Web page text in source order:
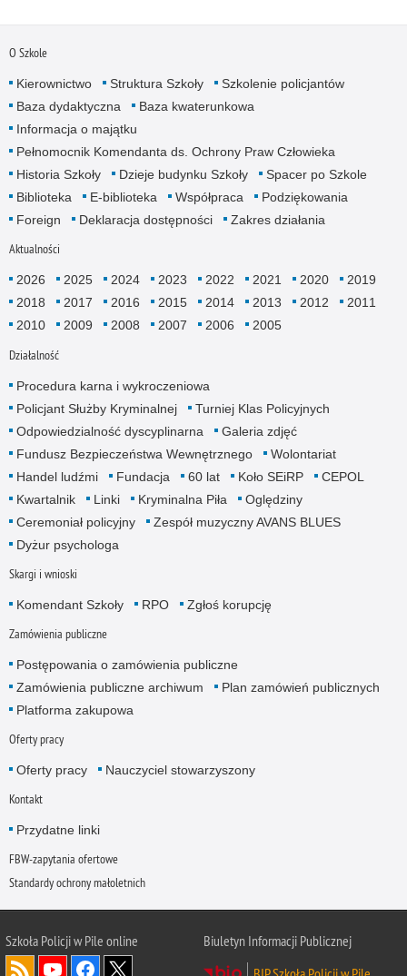
O Szkole
Kierownictwo Struktura Szkoły
Szkolenie policjantów
Baza dydaktyczna
Baza kwaterunkowa
Informacja o majątku
Pełnomocnik Komendanta ds. Ochrony Praw Człowieka
Historia Szkoły
Dzieje budynku Szkoły
Spacer po Szkole
Biblioteka
E-biblioteka Współpraca
Podziękowania
Foreign
Deklaracja dostępności Zakres działania
Aktualności
2026 2025 2024 2023 2022 2021 2020
2019
2018
2017 2016 2015 2014 2013 2012
2011
2010
2009 2008 2007 2006 2005
Działalność
Procedura karna i wykroczeniowa
Policjant Służby Kryminalnej
Turniej Klas Policyjnych
Odpowiedzialność dyscyplinarna
Galeria zdjęć
Fundusz Bezpieczeństwa Wewnętrznego
Wolontariat
Handel ludźmi
Fundacja 60 lat Koło SEiRP
CEPOL
Kwartalnik
Linki Kryminalna Piła
Oględziny
Ceremoniał policyjny
Zespół muzyczny AVANS BLUES
Dyżur psychologa
Skargi i wnioski
Komendant Szkoły RPO Zgłoś korupcję
Zamówienia publiczne
Postępowania o zamówienia publiczne
Zamówienia publiczne archiwum
Plan zamówień publicznych
Platforma zakupowa
Oferty pracy
Oferty pracy Nauczyciel stowarzyszony
Kontakt
Przydatne linki
FBW-zapytania ofertowe
Standardy ochrony małoletnich
Szkoła Policji w Pile online
Biuletyn Informacji Publicznej